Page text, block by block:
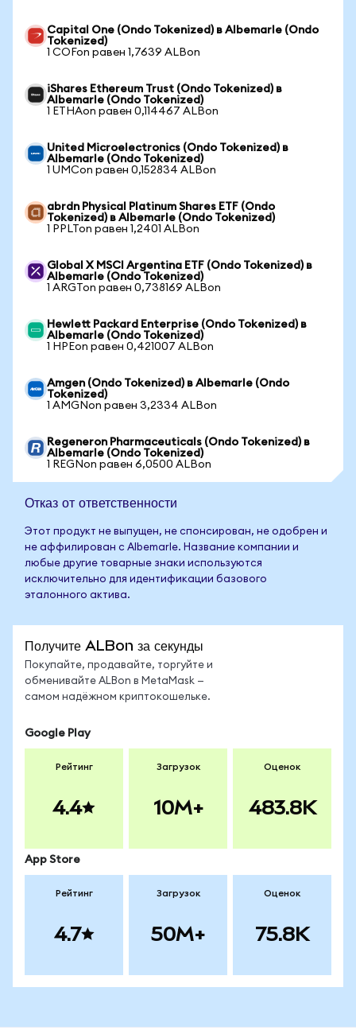
Capital One (Ondo Tokenized) в Albemarle (Ondo
Tokenized)
1 COFon равен 1,7639 ALBon
iShares Ethereum Trust (Ondo Tokenized) в
Albemarle (Ondo Tokenized)
1 ETHAon равен 0,114467 ALBon
United Microelectronics (Ondo Tokenized) в
Albemarle (Ondo Tokenized)
1 UMCon равен 0,152834 ALBon
abrdn Physical Platinum Shares ETF (Ondo
Tokenized) в Albemarle (Ondo Tokenized)
1 PPLTon равен 1,2401 ALBon
Global X MSCI Argentina ETF (Ondo Tokenized) в
Albemarle (Ondo Tokenized)
1 ARGTon равен 0,738169 ALBon
Hewlett Packard Enterprise (Ondo Tokenized) в
Albemarle (Ondo Tokenized)
1 HPEon равен 0,421007 ALBon
Amgen (Ondo Tokenized) в Albemarle (Ondo
Tokenized)
1 AMGNon равен 3,2334 ALBon
Regeneron Pharmaceuticals (Ondo Tokenized) в
Albemarle (Ondo Tokenized)
1 REGNon равен 6,0500 ALBon
Отказ от ответственности
Этот продукт не выпущен, не спонсирован, не одобрен и
не аффилирован с Albemarle. Название компании и
любые другие товарные знаки используются
исключительно для идентификации базового
эталонного актива.
Получите ALBon за секунды
Покупайте, продавайте, торгуйте и
обменивайте ALBon в MetaMask —
самом надёжном криптокошельке.
Google Play
Рейтинг
4.4
Загрузок
10M+
Оценок
483.8K
App Store
Рейтинг
4.7
Загрузок
50M+
Оценок
75.8K